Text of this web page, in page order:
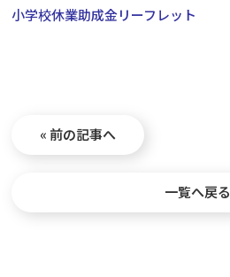
小学校休業助成金リーフレット
« 前の記事へ
一覧へ戻る